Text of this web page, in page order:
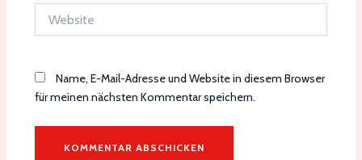
Name, E-Mail-Adresse und Website in diesem Browser
für meinen nächsten Kommentar speichern.